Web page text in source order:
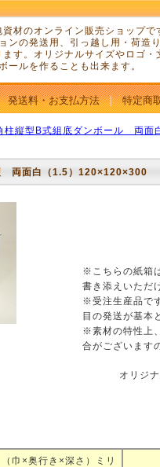
材のオンライン販売ショップで
ンの発送用、引っ越し用・荷造
す。オリジナルサイズやロゴ・
ールを作ることも出来ます。
発送料・お支払方法 特定商
柱縦型B式組底ダンボール 両面
面白（1.5）120×120×300
※こちらの紙箱
書き添えいただ
※受注生産品で
目の発送が基本
※素材の特性上
合がございます
オリジ
巾×奥行き×深さ）ミリ